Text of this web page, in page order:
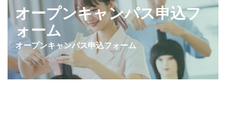
オープンキャンパス申込フ
ォーム
オープンキャンパス申込フォーム